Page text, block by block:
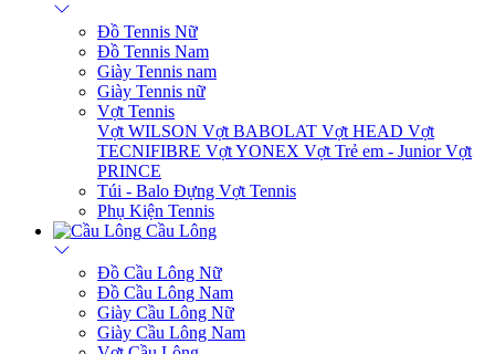
Đồ Tennis Nữ
Đồ Tennis Nam
Giày Tennis nam
Giày Tennis nữ
Vợt Tennis
Vợt WILSON Vợt BABOLAT Vợt HEAD Vợt
TECNIFIBRE Vợt YONEX Vợt Trẻ em - JuniorVợt
PRINCE
Túi - Balo Đựng Vợt Tennis
Phụ Kiện Tennis
Cầu Lông
Đồ Cầu Lông Nữ
Đồ Cầu Lông Nam
Giày Cầu Lông Nữ
Giày Cầu Lông Nam